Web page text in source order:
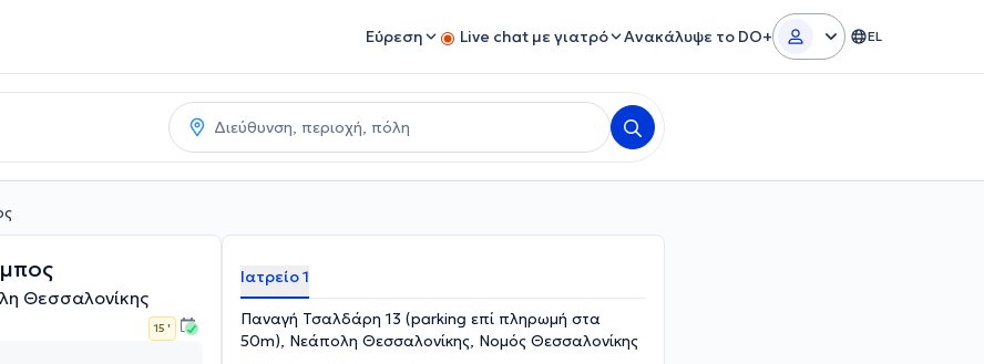
Εύρεση Live chat με γιατρό Ανακάλυψε το DO+ EL
Θεσσαλονίκης
15 '
Ιατρείο 1
Παναγή Τσαλδάρη 13 (parking επί πληρωμή στα
50m), Νεάπολη Θεσσαλονίκης, Νομός Θεσσαλονίκης